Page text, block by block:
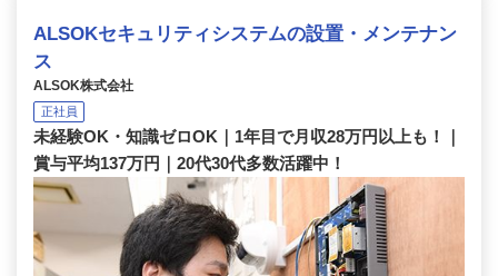
ALSOKセキュリティシステムの設置・メンテナン
ス
ALSOK株式会社
正社員
未経験OK・知識ゼロOK｜1年目で月収28万円以上も！｜
賞与平均137万円｜20代30代多数活躍中！